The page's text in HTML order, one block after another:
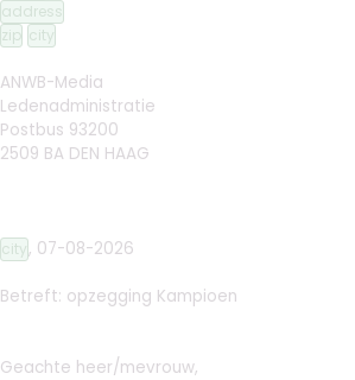
address
zip city
ANWB-Media
Ledenadministratie
Postbus 93200
2509 BA DEN HAAG
city, 07-08-2026
Betreft: opzegging Kampioen
Geachte heer/mevrouw,